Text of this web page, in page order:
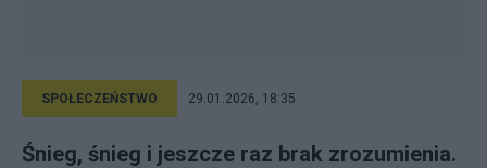
SPOŁECZEŃSTWO 29.01.2026, 18:35
Śnieg, śnieg i jeszcze raz brak zrozumienia.